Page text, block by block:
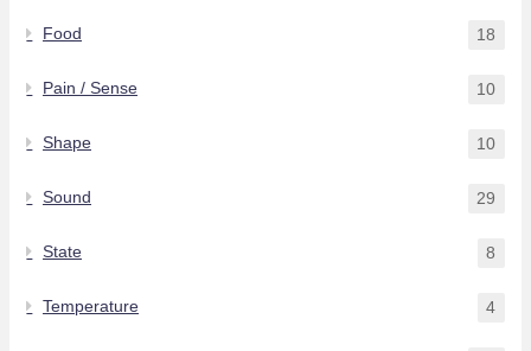
Food 18
Pain / Sense 10
Shape 10
Sound 29
State 8
Temperature 4